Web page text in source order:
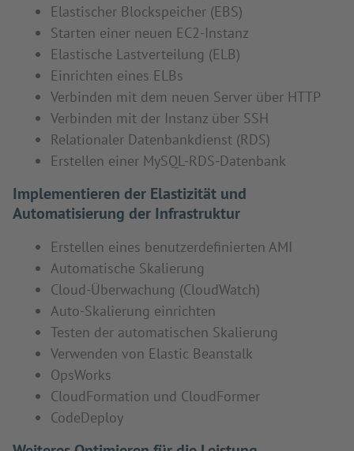
Elastischer Blockspeicher (EBS)
Starten einer neuen EC2-Instanz
Elastische Lastverteilung (ELB)
Einrichten eines ELBs
Verbinden mit dem neuen Server über HTTP
Verbinden mit der Instanz über SSH
Relationaler Datenbankdienst (RDS)
Erstellen einer MySQL-RDS-Datenbank
Implementieren der Elastizität und
Automatisierung der Infrastruktur
Erstellen eines benutzerdefinierten AMI
Automatische Skalierung
Cloud-Überwachung (CloudWatch)
Auto-Skalierung einrichten
Testen der automatischen Skalierung
Verwenden von Elastic Beanstalk
OpsWorks
CloudFormation und CloudFormer
CodeDeploy